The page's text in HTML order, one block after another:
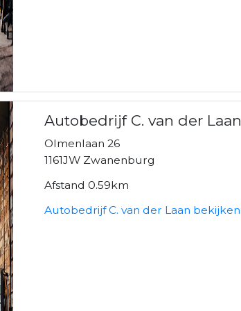
Autobedrijf C. van der Laan
Olmenlaan 26
1161JW Zwanenburg
Afstand 0.59km
Autobedrijf C. van der Laan bekijken